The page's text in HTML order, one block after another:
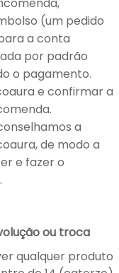
(um pedido
a conta
por padrão
o pagamento.
e confirmar a
a
de modo a
e fazer o
ou troca
qualquer produto